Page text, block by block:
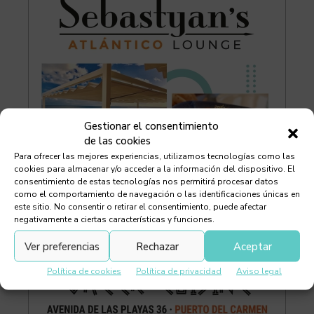
Gestionar el consentimiento
de las cookies
Para ofrecer las mejores experiencias, utilizamos tecnologías como las
cookies para almacenar y/o acceder a la información del dispositivo. El
consentimiento de estas tecnologías nos permitirá procesar datos
como el comportamiento de navegación o las identificaciones únicas en
este sitio. No consentir o retirar el consentimiento, puede afectar
negativamente a ciertas características y funciones.
Aceptar
Rechazar
Ver preferencias
Política de cookies Política de privacidad Aviso legal